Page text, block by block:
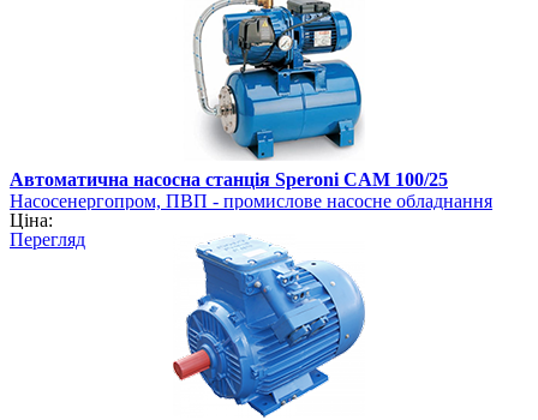
Автоматична насосна станція Speroni CAM 100/25
Насосенергопром, ПВП - промислове насосне обладнання
Ціна:
Перегляд